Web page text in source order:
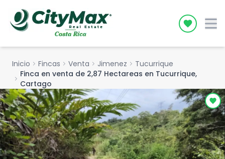
Icon
Inicio chevron_right Fincas chevron_right Venta chevron_right Jimenez chevron_right Tucurrique
chevron_right Finca en venta de 2,87 Hectareas en Tucurrique,
Cartago